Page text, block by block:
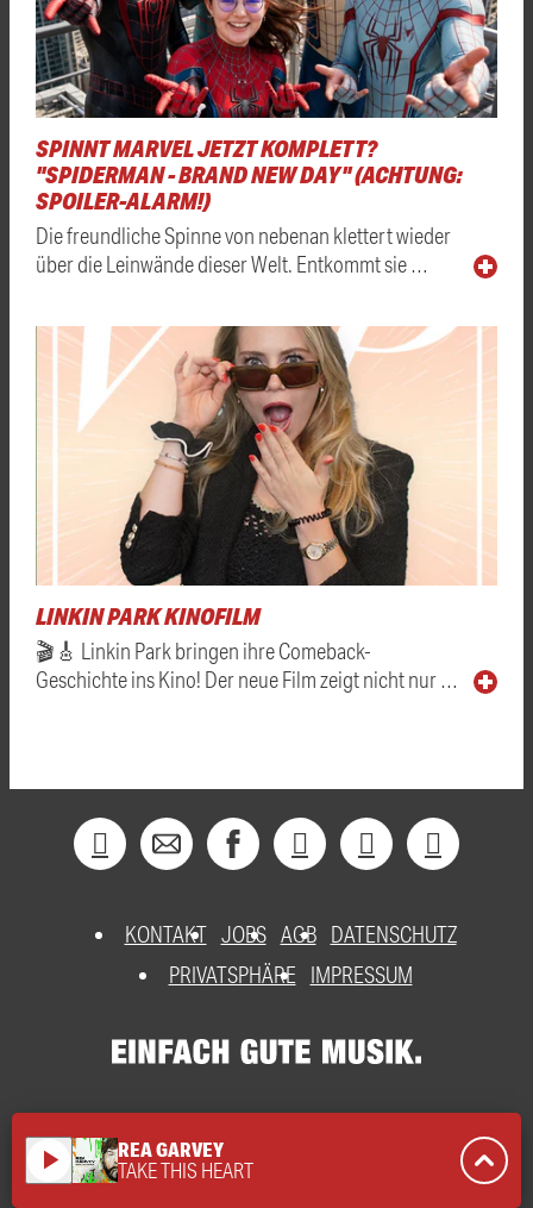
SPINNT MARVEL JETZT KOMPLETT?
"SPIDERMAN - BRAND NEW DAY" (ACHTUNG:
SPOILER-ALARM!)
Die freundliche Spinne von nebenan klettert wieder
über die Leinwände dieser Welt. Entkommt sie …
LINKIN PARK KINOFILM
🎬🎸 Linkin Park bringen ihre Comeback-
Geschichte ins Kino! Der neue Film zeigt nicht nur …
KONTAKT JOBS AGB DATENSCHUTZ
PRIVATSPHÄRE
IMPRESSUM
play_arrow REA GARVEY
TAKE THIS HEART